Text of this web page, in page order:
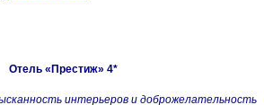
Отель «Престиж» 4*
интерьеров и доброжелательность